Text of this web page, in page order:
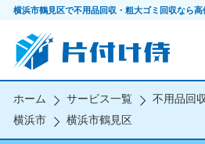
横浜市鶴見区で不用品回収・粗大ゴミ回収なら高
ホーム サービス一覧
不用品回
横浜市
横浜市鶴見区